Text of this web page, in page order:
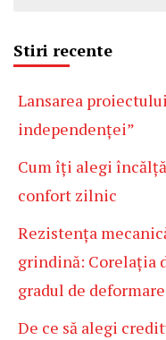
Stiri recente
Lansarea
independenței”
Cum îți alegi
confort zilnic
Rezistența
grindină: Corelația
gradul de deformare
De ce să alegi